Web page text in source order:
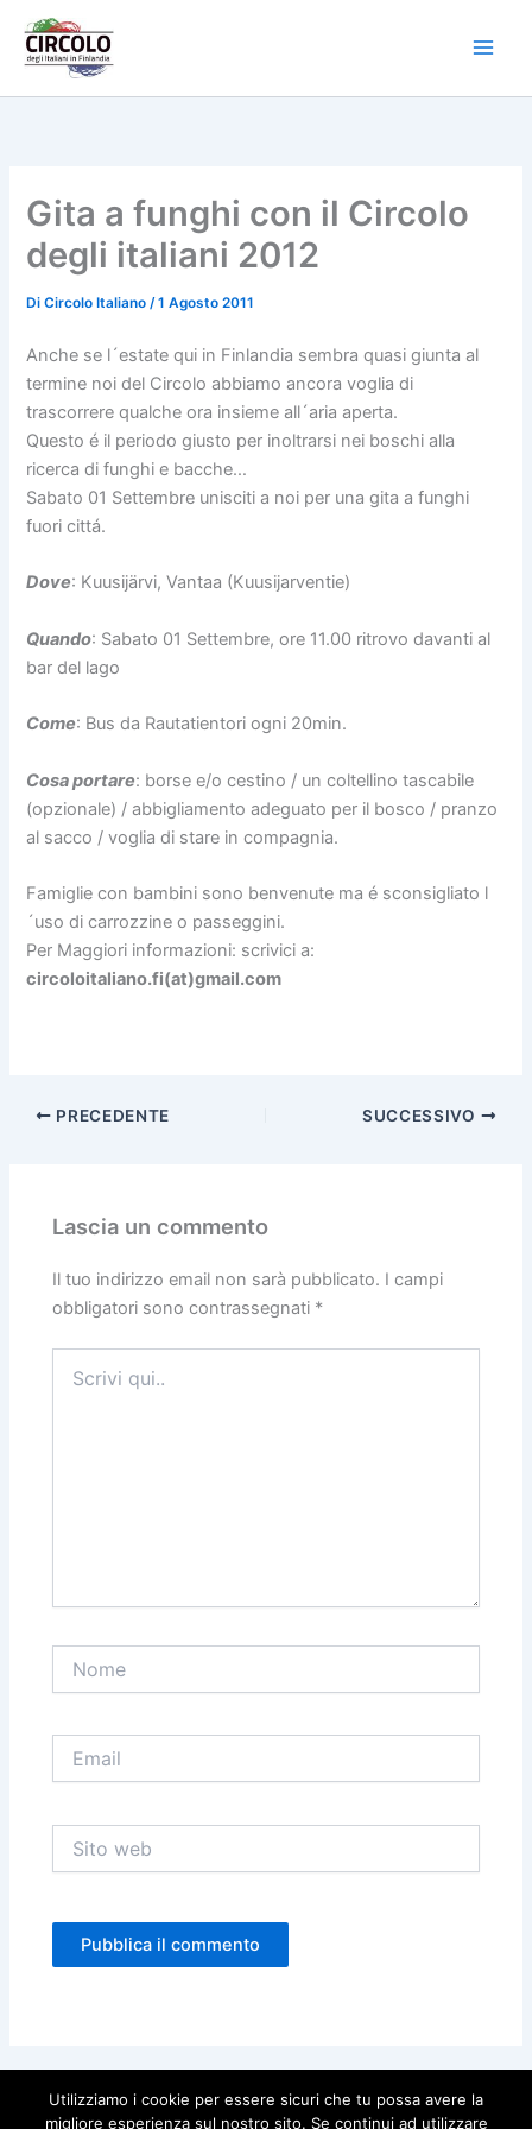
contenuto
Gita a funghi con il Circolo
degli italiani 2012
DiCircolo Italiano /1 Agosto 2011
Anche se l´estate qui in Finlandia sembra quasi giunta al
termine noi del Circolo abbiamo ancora voglia di
trascorrere qualche ora insieme all´aria aperta.
Questo é il periodo giusto per inoltrarsi nei boschi alla
ricerca di funghi e bacche…
Sabato 01 Settembre unisciti a noi per una gita a funghi
fuori cittá.
Dove: Kuusijärvi, Vantaa (Kuusijarventie)
Quando: Sabato 01 Settembre, ore 11.00 ritrovo davanti al
bar del lago
Come: Bus da Rautatientori ogni 20min.
Cosa portare: borse e/o cestino / un coltellino tascabile
(opzionale) / abbigliamento adeguato per il bosco / pranzo
al sacco / voglia di stare in compagnia.
Famiglie con bambini sono benvenute ma é sconsigliato l
´uso di carrozzine o passeggini.
Per Maggiori informazioni: scrivici a:
circoloitaliano.fi(at)gmail.com
PRECEDENTE SUCCESSIVO
Lascia un commento
Il tuo indirizzo email non sarà pubblicato. I campi
obbligatori sono contrassegnati *
qui..
web
Utilizziamo i cookie per essere sicuri che tu possa avere la
migliore esperienza sul nostro sito. Se continui ad utilizzare